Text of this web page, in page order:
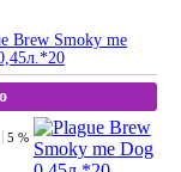
Brew Smoky me
5 %